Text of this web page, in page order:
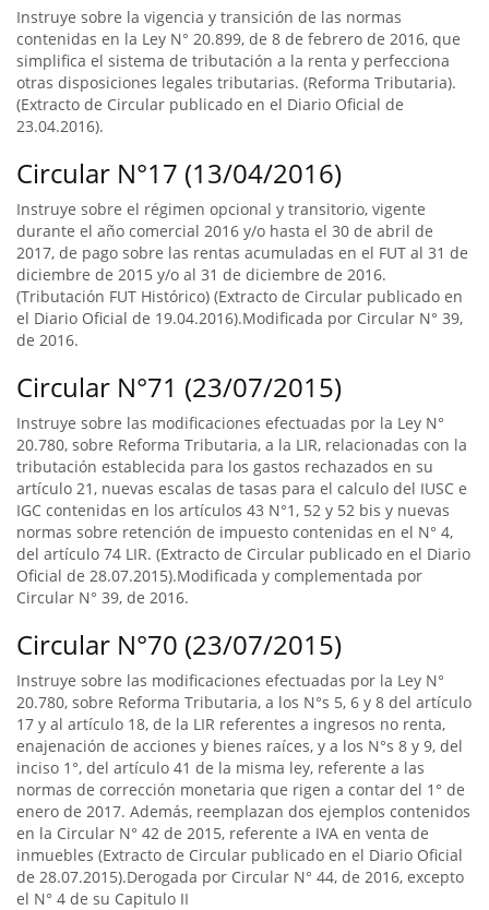
Instruye sobre la vigencia y transición de las normas
contenidas en la Ley N° 20.899, de 8 de febrero de 2016, que
simplifica el sistema de tributación a la renta y perfecciona
otras disposiciones legales tributarias. (Reforma Tributaria).
(Extracto de Circular publicado en el Diario Oficial de
23.04.2016).
Circular N°17 (13/04/2016)
Instruye sobre el régimen opcional y transitorio, vigente
durante el año comercial 2016 y/o hasta el 30 de abril de
2017, de pago sobre las rentas acumuladas en el FUT al 31 de
diciembre de 2015 y/o al 31 de diciembre de 2016.
(Tributación FUT Histórico) (Extracto de Circular publicado en
el Diario Oficial de 19.04.2016).Modificada por Circular N° 39,
de 2016.
Circular N°71 (23/07/2015)
Instruye sobre las modificaciones efectuadas por la Ley N°
20.780, sobre Reforma Tributaria, a la LIR, relacionadas con la
tributación establecida para los gastos rechazados en su
artículo 21, nuevas escalas de tasas para el calculo del IUSC e
IGC contenidas en los artículos 43 N°1, 52 y 52 bis y nuevas
normas sobre retención de impuesto contenidas en el N° 4,
del artículo 74 LIR. (Extracto de Circular publicado en el Diario
Oficial de 28.07.2015).Modificada y complementada por
Circular N° 39, de 2016.
Circular N°70 (23/07/2015)
Instruye sobre las modificaciones efectuadas por la Ley N°
20.780, sobre Reforma Tributaria, a los N°s 5, 6 y 8 del artículo
17 y al artículo 18, de la LIR referentes a ingresos no renta,
enajenación de acciones y bienes raíces, y a los N°s 8 y 9, del
inciso 1°, del artículo 41 de la misma ley, referente a las
normas de corrección monetaria que rigen a contar del 1° de
enero de 2017. Además, reemplazan dos ejemplos contenidos
en la Circular N° 42 de 2015, referente a IVA en venta de
inmuebles (Extracto de Circular publicado en el Diario Oficial
de 28.07.2015).Derogada por Circular N° 44, de 2016, excepto
el N° 4 de su Capitulo II